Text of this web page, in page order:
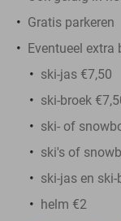
Gratis parkeren
Eventueel extra
ski-jas €7,50
ski-broek
ski- of
ski's of
ski-jas en
helm €2